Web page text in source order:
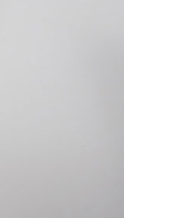
、平溪、九份、石
店山區、三峽山區、
淡水山區、北投湖山
運上樓等因
由買方自
到貨前皆